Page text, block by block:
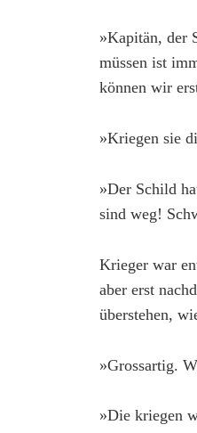
»Kapitän, der
müssen ist
können wir
»Kriegen sie
»Der Schild
sind weg!
Krieger war
aber erst
überstehen,
»Grossartig.
»Die kriegen